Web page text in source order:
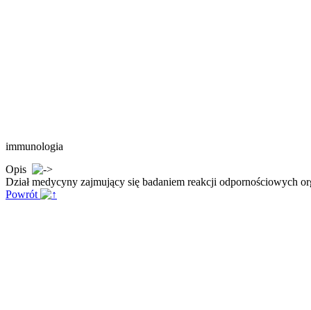
immunologia
Opis
Dział medycyny zajmujący się badaniem reakcji odpornościowych
Powrót